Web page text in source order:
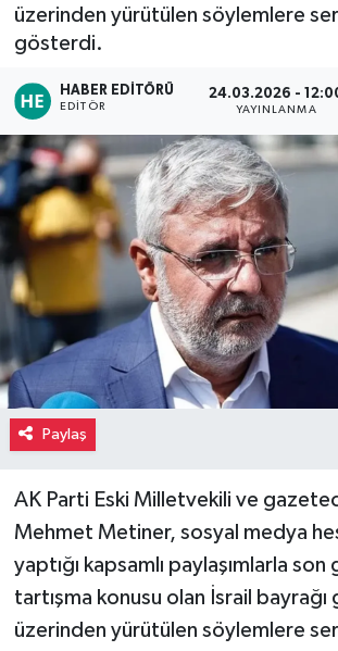
üzerinden yürütülen söylemlere
gösterdi.
HABER EDITÖRÜ
EDITÖR
24.03.2026 -
YAYINLANMA
Paylaş
AK Parti Eski Milletvekili ve
Mehmet Metiner, sosyal medya
yaptığı kapsamlı paylaşımlarla son
tartışma konusu olan İsrail
üzerinden yürütülen söylemlere